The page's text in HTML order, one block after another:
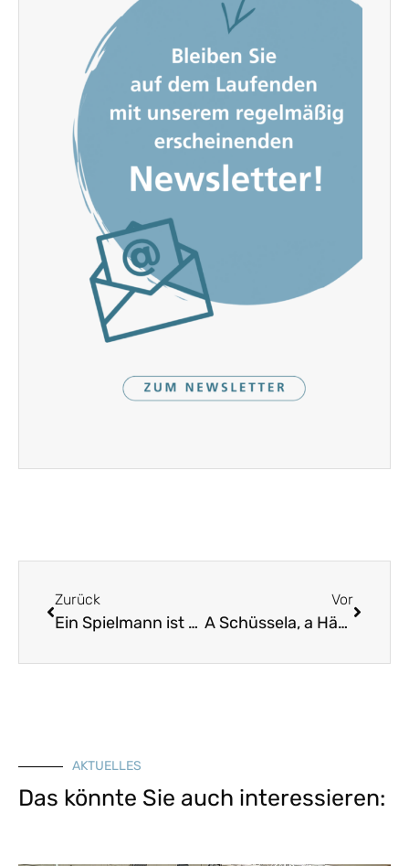
Zurück
Ein Spielmann ist aus Franken kommen
Vor
A Schüssela, a Häfala
AKTUELLES
Das könnte Sie auch interessieren: